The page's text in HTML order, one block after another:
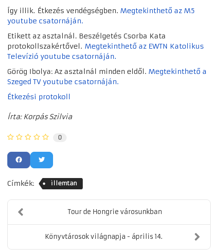
Így illik. Étkezés vendégségben. Megtekinthető az M5
youtube csatornáján.
Etikett az asztalnál. Beszélgetés Csorba Kata
protokollszakértővel. Megtekinthető az EWTN Katolikus
Televízió youtube csatornáján.
Görög Ibolya: Az asztalnál minden eldől. Megtekinthető a
Szeged TV youtube csatornáján.
Étkezési protokoll
Írta: Korpás Szilvia
0
Címkék: illemtan
Tour de Hongrie városunkban
Könyvtárosok világnapja - április 14.